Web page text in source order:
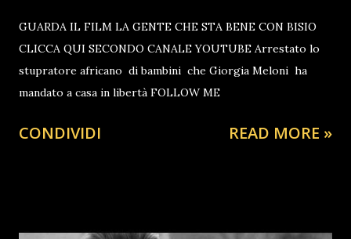
GUARDA IL FILM LA GENTE CHE STA BENE CON BISIO
CLICCA QUI SECONDO CANALE YOUTUBE Arrestato lo
stupratore africano di bambini che Giorgia Meloni ha
mandato a casa in libertà FOLLOW ME
CONDIVIDI READ MORE »